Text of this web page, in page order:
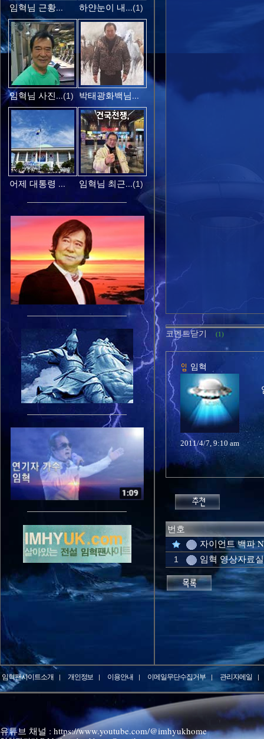
임혁님 근황... 하얀눈이 내...(1)
임혁님 사진...(1) 박태광화백님...
어제 대통령 ... 임혁님 최근...(1)
코멘트닫기 (1)
임혁
2011/4/7, 9:10 am
번호
자이언트 백파
1 임혁 영상자료실
임혁팬사이트소개 개인정보 이용안내 이메일무단수집거부 관리자메일
유튜브 채널 : https://www.youtube.com/@imhyukhome